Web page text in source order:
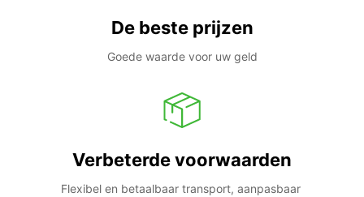
De beste prijzen
Goede waarde voor uw geld
Verbeterde voorwaarden
Flexibel en betaalbaar transport, aanpasbaar